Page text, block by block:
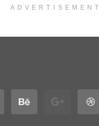
ADVERTISEMENT